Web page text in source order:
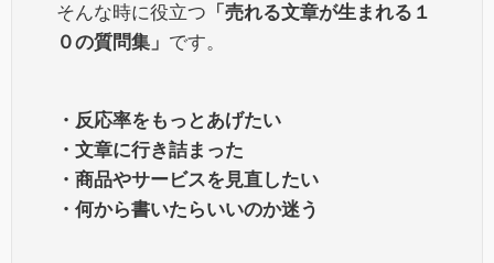
そんな時に役立つ 「売れる文章が生まれる１
０の質問集」 です。
・反応率をもっとあげたい
・文章に行き詰まった
・商品やサービスを見直したい
・何から書いたらいいのか迷う